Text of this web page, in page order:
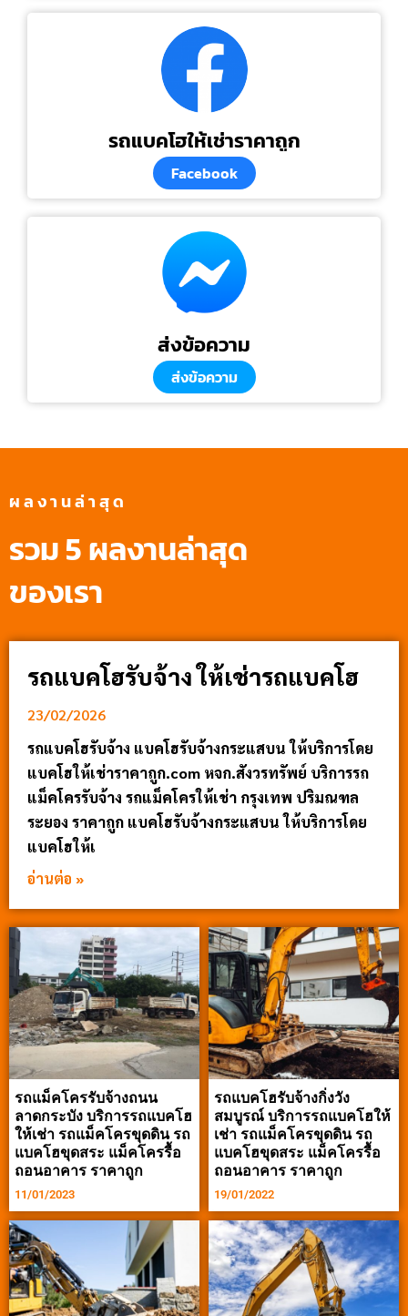
รถแบคโฮให้เช่าราคาถูก
Facebook
ส่งข้อความ
ส่งข้อความ
ผลงานล่าสุด
รวม 5 ผลงานล่าสุด
ของเรา
รถแบคโฮรับจ้าง ให้เช่ารถแบคโฮ
23/02/2026
รถแบคโฮรับจ้าง แบคโฮรับจ้างกระแสบน ให้บริการโดย
แบคโฮให้เช่าราคาถูก.com หจก.สังวรทรัพย์ บริการรถ
แม็คโครรับจ้าง รถแม็คโครให้เช่า กรุงเทพ ปริมณฑล
ระยอง ราคาถูก แบคโฮรับจ้างกระแสบน ให้บริการโดย
แบคโฮให้เ
อ่านต่อ »
รถแม็คโครรับจ้างถนน
ลาดกระบัง บริการรถแบคโฮ
ให้เช่า รถแม็คโครขุดดิน รถ
แบคโฮขุดสระ แม็คโครรื้อ
ถอนอาคาร ราคาถูก
11/01/2023
รถแบคโฮรับจ้างกิ่งวัง
สมบูรณ์ บริการรถแบคโฮให้
เช่า รถแม็คโครขุดดิน รถ
แบคโฮขุดสระ แม็คโครรื้อ
ถอนอาคาร ราคาถูก
19/01/2022